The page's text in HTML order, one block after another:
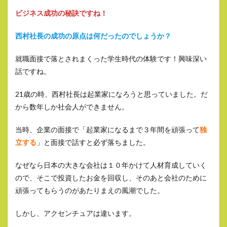
ビジネス成功の秘訣ですね！
西村社長の成功の原点は何だったのでしょうか？
就職面接で落とされまくった学生時代の体験です！興味深い
話ですね。
21歳の時、西村社長は起業家になろうと思っていました。だ
から数年しか社会人ができません。
当時、企業の面接で「起業家になるまで３年間を頑張って独
立する 」と面接で話すと必ず落ちました。
なぜなら日本の大きな会社は１０年かけて人材育成していく
ので、そこで投資したお金を回収し、そのあと会社のために
頑張ってもらうのがあたりまえの風潮でした。
しかし、アクセンチュアは違います。